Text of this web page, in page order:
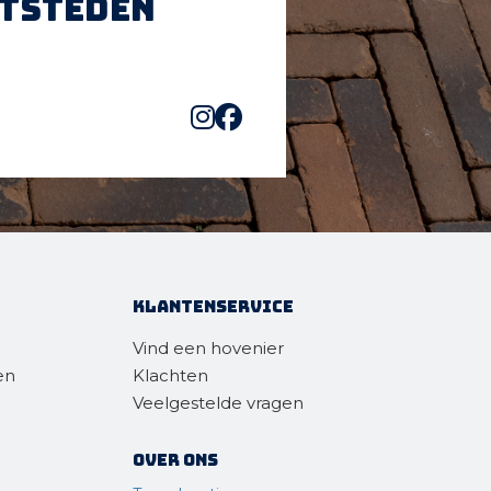
Klantenservice
Vind een hovenier
Klachten
Veelgestelde vragen
Over ons